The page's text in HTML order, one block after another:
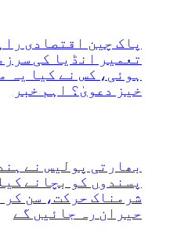
پاک چین اقتصادی
تعمیر انڈیا کی
ہوئی، کس نے کیا یہ
خیز دعویٰ؟ اہم خبر
بھارتی پولیس نے
پسندوں‌ کو بچانے
شرمناک حرکت، سن کر
حیران رہ جائیں گے